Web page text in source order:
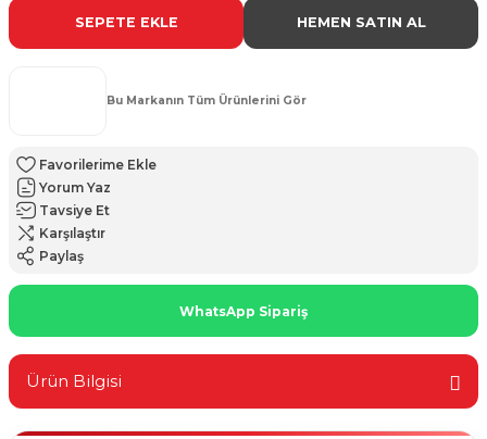
SEPETE EKLE HEMEN SATIN AL
Bu Markanın Tüm Ürünlerini Gör
Yorum Yaz
Tavsiye Et
Karşılaştır
Paylaş
WhatsApp Sipariş
Ürün Bilgisi